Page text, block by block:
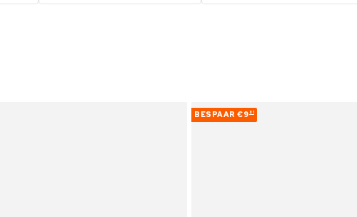
BESPAAR €9 81